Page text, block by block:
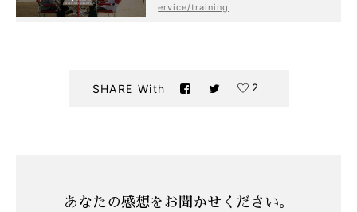
ervice/training
SHARE With 2
あなたの感想をお聞かせください。